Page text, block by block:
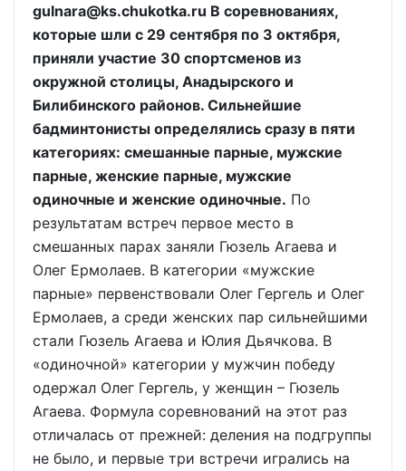
gulnara@ks.chukotka.ru В соревнованиях,
которые шли с 29 сентября по 3 октября,
приняли участие 30 спортсменов из
окружной столицы, Анадырского и
Билибинского районов. Сильнейшие
бадминтонисты определялись сразу в пяти
категориях: смешанные парные, мужские
парные, женские парные, мужские
одиночные и женские одиночные. По
результатам встреч первое место в
смешанных парах заняли Гюзель Агаева и
Олег Ермолаев. В категории «мужские
парные» первенствовали Олег Гергель и Олег
Ермолаев, а среди женских пар сильнейшими
стали Гюзель Агаева и Юлия Дьячкова. В
«одиночной» категории у мужчин победу
одержал Олег Гергель, у женщин – Гюзель
Агаева. Формула соревнований на этот раз
отличалась от прежней: деления на подгруппы
не было, и первые три встречи игрались на